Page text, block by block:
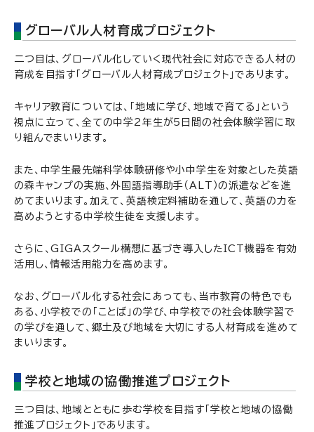
グローバル人材育成プロジェクト
二つ目は、グローバル化していく現代社会に対応できる人材の
育成を目指す「グローバル人材育成プロジェクト」であります。
キャリア教育については、「地域に学び、地域で育てる」という
視点に立って、全ての中学2年生が5日間の社会体験学習に取
り組んでまいります。
また、中学生最先端科学体験研修や小中学生を対象とした英語
の森キャンプの実施、外国語指導助手（ALT）の派遣などを進
めてまいります。加えて、英語検定料補助を通して、英語の力を
高めようとする中学校生徒を支援します。
さらに、GIGAスクール構想に基づき導入したICT機器を有効
活用し、情報活用能力を高めます。
なお、グローバル化する社会にあっても、当市教育の特色でも
ある、小学校での「ことば」の学び、中学校での社会体験学習で
の学びを通して、郷土及び地域を大切にする人材育成を進めて
まいります。
学校と地域の協働推進プロジェクト
三つ目は、地域とともに歩む学校を目指す「学校と地域の協働
推進プロジェクト」であります。